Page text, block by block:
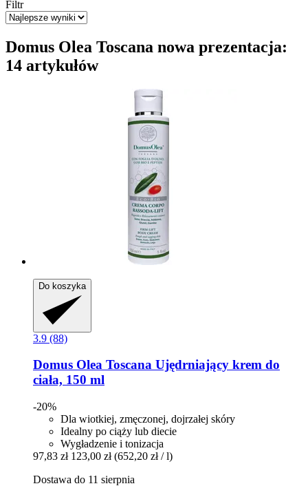
Filtr
Domus Olea Toscana nowa prezentacja:
14 artykułów
Do koszyka
3.9 (88)
Domus Olea Toscana Ujędrniający krem do
ciała, 150 ml
-20%
Dla wiotkiej, zmęczonej, dojrzałej skóry
Idealny po ciąży lub diecie
Wygładzenie i tonizacja
97,83 zł 123,00 zł (652,20 zł / l)
Dostawa do 11 sierpnia